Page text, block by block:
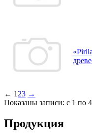
← 1 23 →
Показаны записи: с 1 по
Продукция